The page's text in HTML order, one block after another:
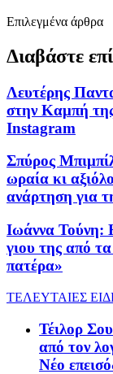
Επιλεγμένα άρθρα
Διαβάστε
Λευτέρης
στην Καμπή
Instagram
Σπύρος
ωραία κι
ανάρτηση για
Ιωάννα Τούνη:
γιου της από
πατέρα»
ΤΕΛΕΥΤΑΙΕΣ
Τέιλορ
από τον
Νέο